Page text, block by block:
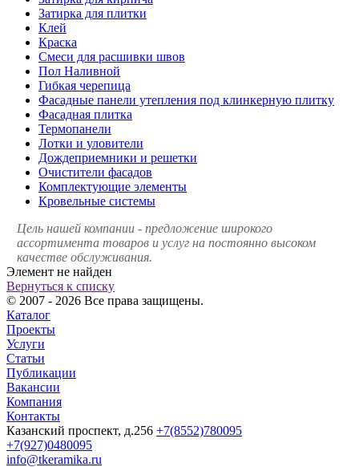
Затирка для плитки
Клей
Краска
Смеси для расшивки швов
Пол Наливной
Гибкая черепица
Фасадные панели утепления под клинкерную плитку
Фасадная плитка
Термопанели
Лотки и уловители
Дождеприемники и решетки
Очистители фасадов
Комплектующие элементы
Кровельные системы
Цель нашей компании - предложение широкого
ассортимента товаров и услуг на постоянно высоком
качестве обслуживания.
Элемент не найден
Вернуться к списку
© 2007 - 2026 Все права защищены.
Каталог
Проекты
Услуги
Статьи
Публикации
Вакансии
Компания
Контакты
Казанский проспект, д.256 +7(8552)780095
+7(927)0480095
info@tkeramika.ru